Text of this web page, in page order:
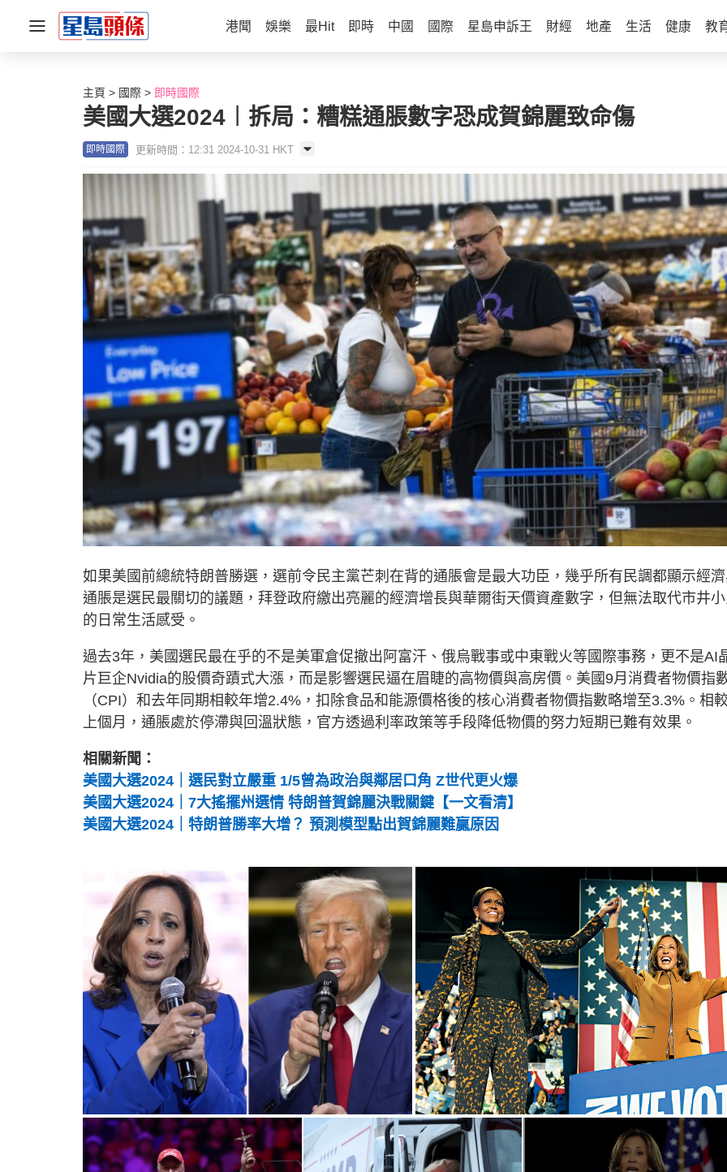
港聞 娛樂 最Hit 即時 中國 國際 星島申訴王 財經 地產 生活 健康 教
主頁 國際 即時國際
美國大選2024︱拆局：糟糕通脹數字恐成賀錦麗致命傷
即時國際 更新時間：12:31 2024-10-31 HKT
如果美國前總統特朗普勝選，選前令民主黨芒刺在背的通脹會是最大功臣，幾乎所有民調都顯示經
通脹是選民最關切的議題，拜登政府繳出亮麗的經濟增長與華爾街天價資產數字，但無法取代市井
的日常生活感受。
過去3年，美國選民最在乎的不是美軍倉促撤出阿富汗、俄烏戰事或中東戰火等國際事務，更不是AI
片巨企Nvidia的股價奇蹟式大漲，而是影響選民逼在眉睫的高物價與高房價。美國9月消費者物價指
（CPI）和去年同期相較年增2.4%，扣除食品和能源價格後的核心消費者物價指數略增至3.3%。相
上個月，通脹處於停滯與回溫狀態，官方透過利率政策等手段降低物價的努力短期已難有效果。
相關新聞：
美國大選2024｜選民對立嚴重 1/5曾為政治與鄰居口角 Z世代更火爆
美國大選2024｜7大搖擺州選情 特朗普賀錦麗決戰關鍵【一文看清】
美國大選2024｜特朗普勝率大增？ 預測模型點出賀錦麗難贏原因